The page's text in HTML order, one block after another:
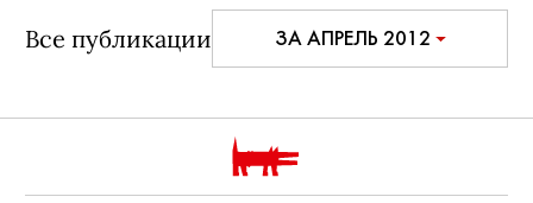
Все публикации ЗА АПРЕЛЬ 2012